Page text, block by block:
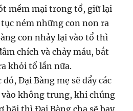
mềm mại trong tổ, giữ lại
ném những con non ra
con nhảy lại vào tổ thì
chích và chảy máu, bắt
khỏi tổ lần nữa.
Đại Bàng mẹ sẽ đẩy các
vào không trung, khi chúng
hãi thì Đại Bàng cha sẽ bay